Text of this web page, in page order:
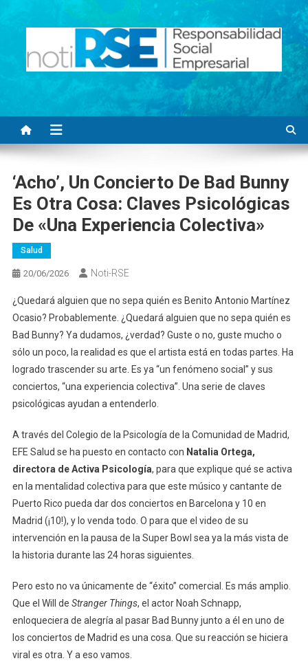
Noti RSE
Noticias con sentido responsable
‘Acho’, Un Concierto De Bad Bunny
Es Otra Cosa: Claves Psicológicas
De «una Experiencia Colectiva»
Salud
20/06/2026 Noti-RSE
¿Quedará alguien que no sepa quién es Benito Antonio Martínez
Ocasio? Probablemente. ¿Quedará alguien que no sepa quién es
Bad Bunny? Ya dudamos, ¿verdad? Guste o no, guste mucho o
sólo un poco, la realidad es que el artista está en todas partes. Ha
logrado trascender su arte. Es ya “un fenómeno social” y sus
conciertos, “una experiencia colectiva”. Una serie de claves
psicológicas ayudan a entenderlo.
A través del Colegio de la Psicología de la Comunidad de Madrid,
EFE Salud se ha puesto en contacto con Natalia Ortega,
directora de Activa Psicología, para que explique qué se activa
en la mentalidad colectiva para que este músico y cantante de
Puerto Rico pueda dar dos conciertos en Barcelona y 10 en
Madrid (¡10!), y lo venda todo. O para que el video de su
intervención en la pausa de la Super Bowl sea ya la más vista de
la historia durante las 24 horas siguientes.
Pero esto no va únicamente de “éxito” comercial. Es más amplio.
Que el Will de Stranger Things, el actor Noah Schnapp,
enloqueciera de alegría al pasar Bad Bunny junto a él en uno de
los conciertos de Madrid es una cosa. Que su reacción se hiciera
viral es otra. Y a eso vamos.